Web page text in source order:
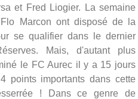
et Fred Liogier. La semaine
Marcon ont disposé de la
se qualifier dans le dernier
Mais, d'autant plus
le FC Aurec il y a 15 jours
points importants dans cette
! Dans ce genre de